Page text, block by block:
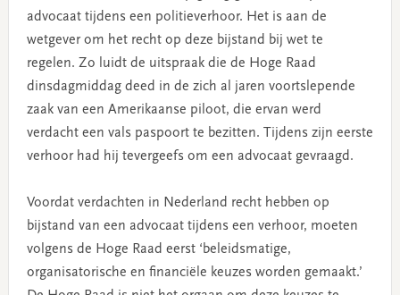
advocaat tijdens een politieverhoor. Het is aan de
wetgever om het recht op deze bijstand bij wet te
regelen. Zo luidt de uitspraak die de Hoge Raad
dinsdagmiddag deed in de zich al jaren voortslepende
zaak van een Amerikaanse piloot, die ervan werd
verdacht een vals paspoort te bezitten. Tijdens zijn eerste
verhoor had hij tevergeefs om een advocaat gevraagd.
Voordat verdachten in Nederland recht hebben op
bijstand van een advocaat tijdens een verhoor, moeten
volgens de Hoge Raad eerst ‘beleidsmatige,
organisatorische en financiële keuzes worden gemaakt.’